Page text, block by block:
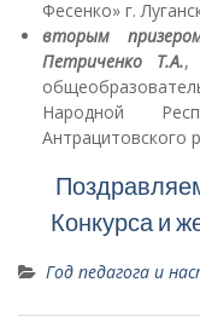
Фесенко» г.
вторым
Петриченко Т.А.,
Народной
Антрацитовского
Конкурса и
Год педагога и